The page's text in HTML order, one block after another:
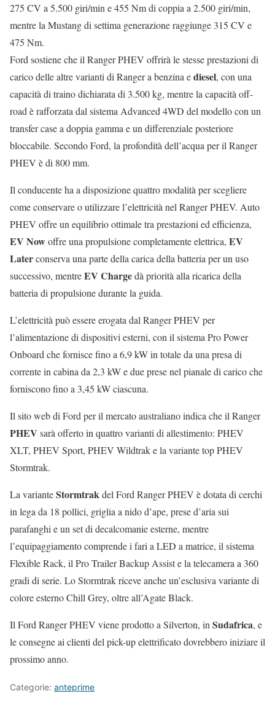
275 CV a 5.500 giri/min e 455 Nm di coppia a 2.500 giri/min,
mentre la Mustang di settima generazione raggiunge 315 CV e
475 Nm.
Ford sostiene che il Ranger PHEV offrirà le stesse prestazioni di
carico delle altre varianti di Ranger a benzina ediesel, con una
capacità di traino dichiarata di 3.500 kg, mentre la capacità off-
road è rafforzata dal sistema Advanced 4WD del modello con un
transfer case a doppia gamma e un differenziale posteriore
bloccabile. Secondo Ford, la profondità dell’acqua per il Ranger
PHEV è di 800 mm.
Il conducente ha a disposizione quattro modalità per scegliere
come conservare o utilizzare l’elettricità nel Ranger PHEV. Auto
PHEV offre un equilibrio ottimale tra prestazioni ed efficienza,
EV Nowoffre una propulsione completamente elettrica, EV
Laterconserva una parte della carica della batteria per un uso
successivo, mentreEV Chargedà priorità alla ricarica della
batteria di propulsione durante la guida.
L’elettricità può essere erogata dal Ranger PHEV per
l’alimentazione di dispositivi esterni, con il sistema Pro Power
Onboard che fornisce fino a 6,9 kW in totale da una presa di
corrente in cabina da 2,3 kW e due prese nel pianale di carico che
forniscono fino a 3,45 kW ciascuna.
Il sito web di Ford per il mercato australiano indica che il Ranger
PHEV sarà offerto in quattro varianti di allestimento: PHEV
XLT, PHEV Sport, PHEV Wildtrak e la variante top PHEV
Stormtrak.
La varianteStormtrakdel Ford Ranger PHEV è dotata di cerchi
in lega da 18 pollici, griglia a nido d’ape, prese d’aria sui
parafanghi e un set di decalcomanie esterne, mentre
l’equipaggiamento comprende i fari a LED a matrice, il sistema
Flexible Rack, il Pro Trailer Backup Assist e la telecamera a 360
gradi di serie. Lo Stormtrak riceve anche un’esclusiva variante di
colore esterno Chill Grey, oltre all’Agate Black.
Il Ford Ranger PHEV viene prodotto a Silverton, in Sudafrica, e
le consegne ai clienti del pick-up elettrificato dovrebbero iniziare il
prossimo anno.
Categorie: anteprime